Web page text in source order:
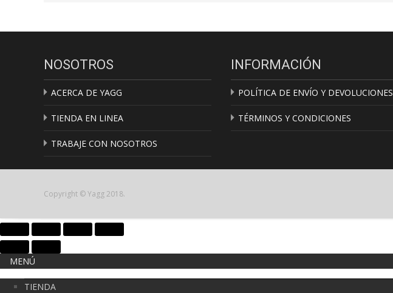
NOSOTROS
ACERCA DE YAGG
TIENDA EN LINEA
TRABAJE CON NOSOTROS
INFORMACIÓN
POLÍTICA DE ENVÍO Y DEVOLUCIONES
TÉRMINOS Y CONDICIONES
Copyright © Yagg 2018.
MENÚ
TIENDA